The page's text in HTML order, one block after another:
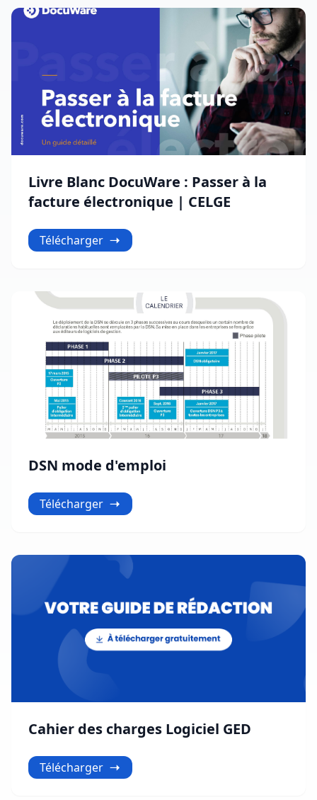
Livre Blanc DocuWare : Passer à la
facture électronique | CELGE
Télécharger
DSN mode d'emploi
Télécharger
Cahier des charges Logiciel GED
Télécharger